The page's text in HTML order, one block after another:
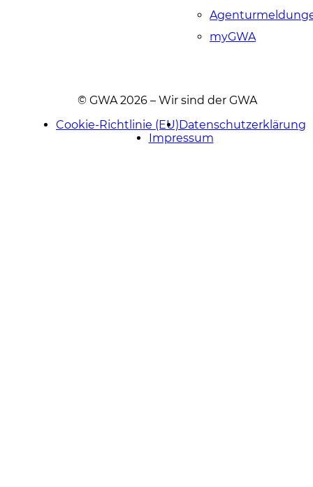
myGWA
© GWA 2026 – Wir sind der GWA
Cookie-Richtlinie (EU)Datenschutzerklärung
Impressum